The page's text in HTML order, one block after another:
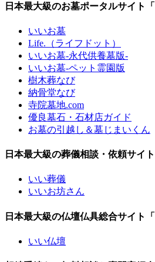
日本最大級のお墓ポータルサイト「
いいお墓
Life.（ライフドット）
いいお墓-永代供養墓版-
いいお墓-ペット霊園版
樹木葬なび
納骨堂なび
寺院墓地.com
優良墓石・石材店ガイド
お墓の引越し＆墓じまいくん
日本最大級の葬儀相談・依頼サイト
いい葬儀
いいお坊さん
日本最大級の仏壇仏具総合サイト「
いい仏壇